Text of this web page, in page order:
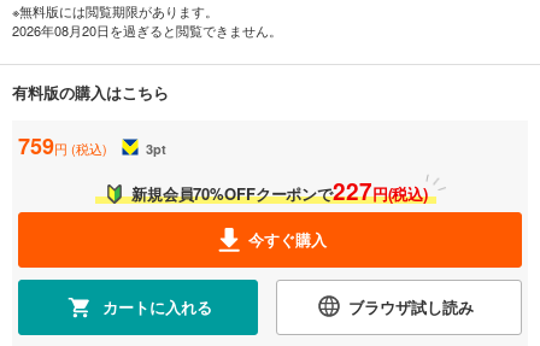
※無料版には閲覧期限があります。
2026年08月20日を過ぎると閲覧できません。
有料版の購入はこちら
759円 (税込) 3pt
新規会員70%OFFクーポンで227円(税込)
今すぐ購入
カートに入れる ブラウザ試し読み